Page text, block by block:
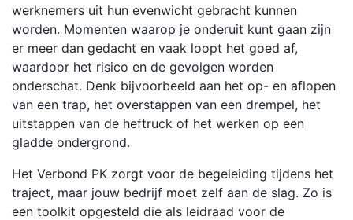
werknemers uit hun evenwicht gebracht kunnen
worden. Momenten waarop je onderuit kunt gaan zijn
er meer dan gedacht en vaak loopt het goed af,
waardoor het risico en de gevolgen worden
onderschat. Denk bijvoorbeeld aan het op- en aflopen
van een trap, het overstappen van een drempel, het
uitstappen van de heftruck of het werken op een
gladde ondergrond.
Het Verbond PK zorgt voor de begeleiding tijdens het
traject, maar jouw bedrijf moet zelf aan de slag. Zo is
een toolkit opgesteld die als leidraad voor de